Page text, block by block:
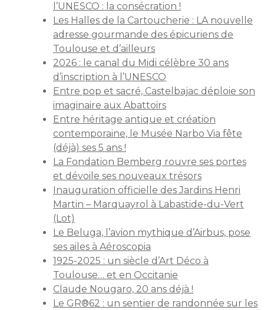
l’UNESCO : la consécration !
Les Halles de la Cartoucherie : LA nouvelle
adresse gourmande des épicuriens de
Toulouse et d’ailleurs
2026 : le canal du Midi célèbre 30 ans
d’inscription à l’UNESCO
Entre pop et sacré, Castelbajac déploie son
imaginaire aux Abattoirs
Entre héritage antique et création
contemporaine, le Musée Narbo Via fête
(déjà) ses 5 ans !
La Fondation Bemberg rouvre ses portes
et dévoile ses nouveaux trésors
Inauguration officielle des Jardins Henri
Martin – Marquayrol à Labastide-du-Vert
(Lot)
Le Beluga, l’avion mythique d’Airbus, pose
ses ailes à Aéroscopia
1925-2025 : un siècle d’Art Déco à
Toulouse… et en Occitanie
Claude Nougaro, 20 ans déjà !
Le GR®62 : un sentier de randonnée sur les